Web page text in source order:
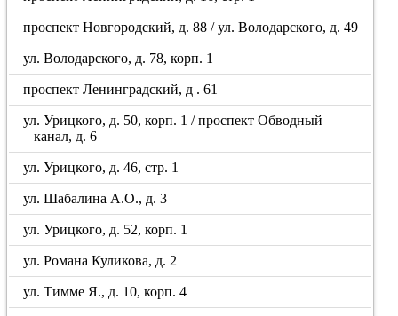
проспект Новгородский, д. 88 / ул. Володарского, д. 49
ул. Володарского, д. 78, корп. 1
проспект Ленинградский, д . 61
ул. Урицкого, д. 50, корп. 1 / проспект Обводный
канал, д. 6
ул. Урицкого, д. 46, стр. 1
ул. Шабалина А.О., д. 3
ул. Урицкого, д. 52, корп. 1
ул. Романа Куликова, д. 2
ул. Тимме Я., д. 10, корп. 4